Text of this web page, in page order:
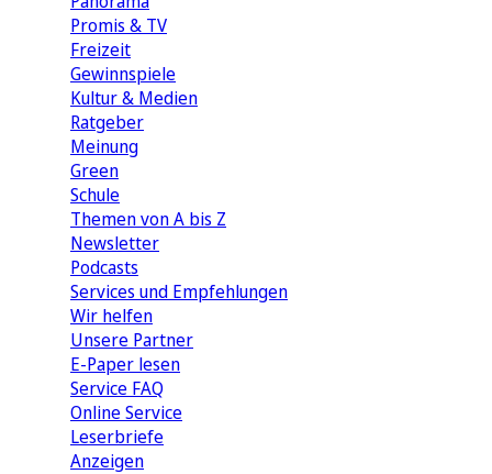
Promis & TV
Freizeit
Gewinnspiele
Kultur & Medien
Ratgeber
Meinung
Green
Schule
Themen von A bis Z
Newsletter
Podcasts
Services und Empfehlungen
Wir helfen
Unsere Partner
E-Paper lesen
Service FAQ
Online Service
Leserbriefe
Anzeigen